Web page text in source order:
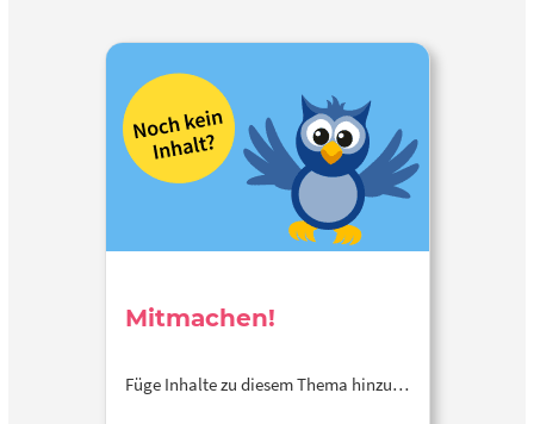
Mitmachen!
Füge Inhalte zu diesem Thema hinzu…